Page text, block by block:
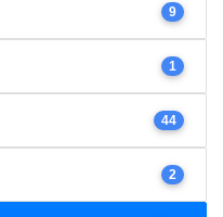
9
1
44
2